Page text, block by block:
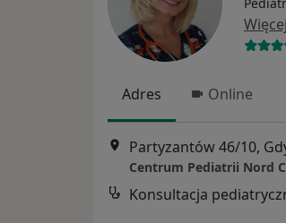
Więcej
Adres Online
Partyzantów 46/10,
Centrum Pediatrii Nord
Konsultacja